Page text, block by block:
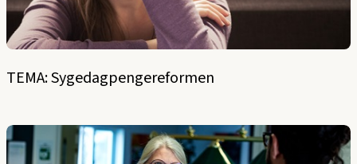
TEMA: Sygedagpengereformen